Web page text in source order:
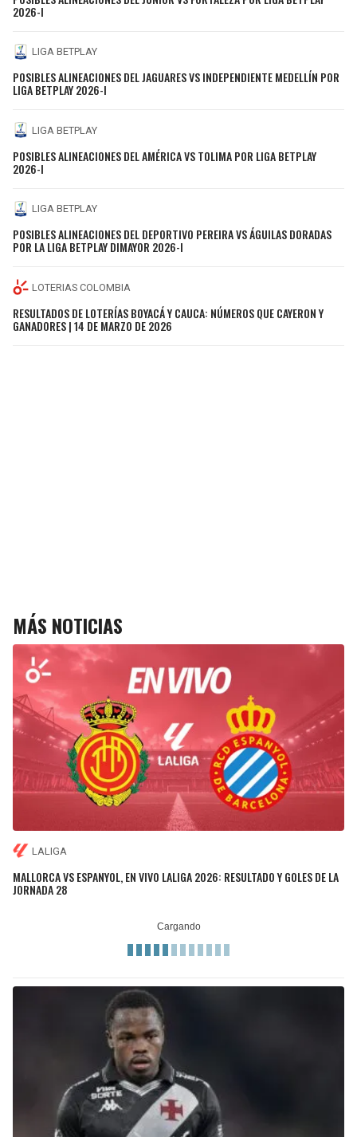
2026-I
LIGA BETPLAY
POSIBLES ALINEACIONES DEL JAGUARES VS INDEPENDIENTE MEDELLÍN POR
LIGA BETPLAY 2026-I
LIGA BETPLAY
POSIBLES ALINEACIONES DEL AMÉRICA VS TOLIMA POR LIGA BETPLAY
2026-I
LIGA BETPLAY
POSIBLES ALINEACIONES DEL DEPORTIVO PEREIRA VS ÁGUILAS DORADAS
POR LA LIGA BETPLAY DIMAYOR 2026-I
LOTERIAS COLOMBIA
RESULTADOS DE LOTERÍAS BOYACÁ Y CAUCA: NÚMEROS QUE CAYERON Y
GANADORES | 14 DE MARZO DE 2026
MÁS NOTICIAS
LALIGA
MALLORCA VS ESPANYOL, EN VIVO LALIGA 2026: RESULTADO Y GOLES DE LA
JORNADA 28